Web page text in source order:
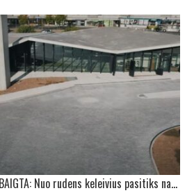
PANEVĖŽIO SKRAISTĖ – BAIGTA: Nuo rudens keleivius pasitiks nauja autobusų stotis